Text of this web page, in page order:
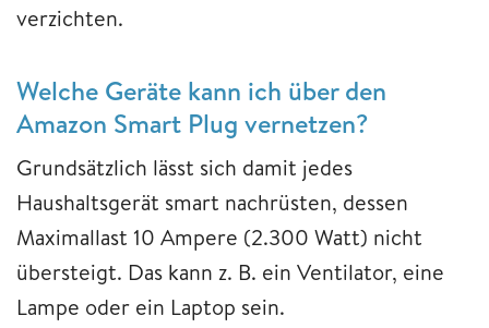
verzichten.
Welche Geräte kann ich über den
Amazon Smart Plug vernetzen?
Grundsätzlich lässt sich damit jedes
Haushaltsgerät smart nachrüsten, dessen
Maximallast 10 Ampere (2.300 Watt) nicht
übersteigt. Das kann z. B. ein Ventilator, eine
Lampe oder ein Laptop sein.